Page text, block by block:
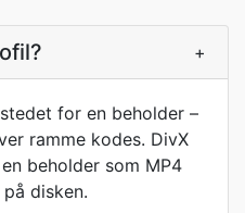
+
for en beholder –
ramme kodes. DivX
beholder som MP4
disken.